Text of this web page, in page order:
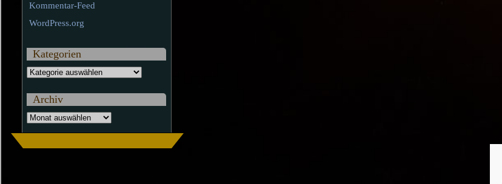
Kommentar-Feed
WordPress.org
Kategorien
Kategorien
Archiv
Archiv